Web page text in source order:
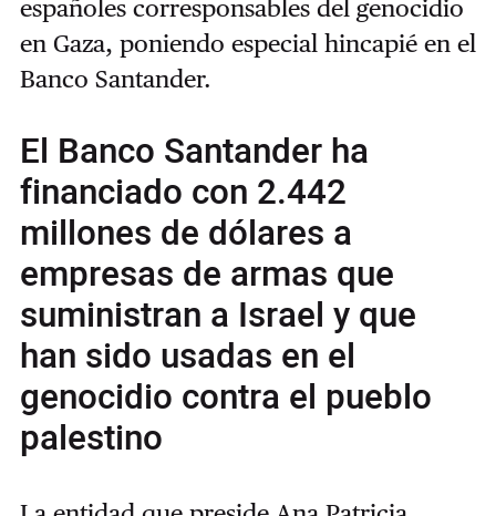
españoles corresponsables del genocidio
en Gaza, poniendo especial hincapié en el
Banco Santander.
El Banco Santander ha
financiado con 2.442
millones de dólares a
empresas de armas que
suministran a Israel y que
han sido usadas en el
genocidio contra el pueblo
palestino